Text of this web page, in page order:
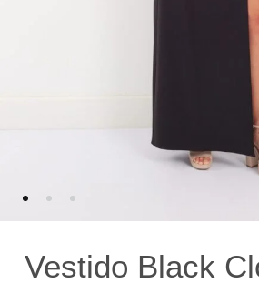
Vestido Black